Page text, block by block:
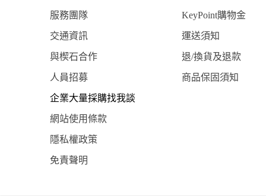
服務團隊 KeyPoint購物金
交通資訊 運送須知
與楔石合作 退/換貨及退款
人員招募 商品保固須知
企業大量採購找我談
網站使用條款
隱私權政策
免責聲明